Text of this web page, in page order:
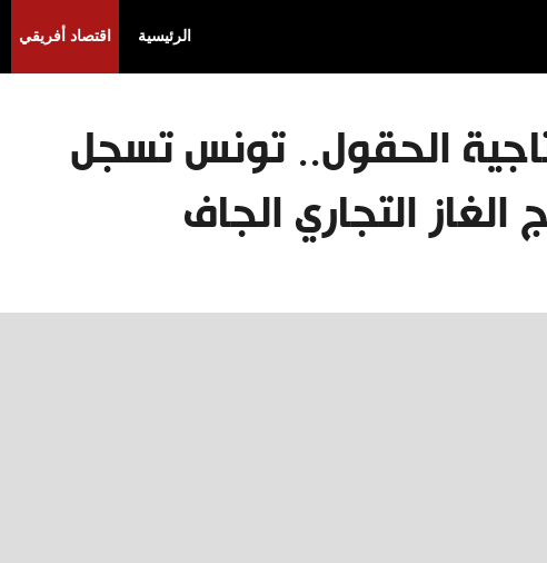
الرئيسية اقتصاد أفريقي
الحقول.. تونس تسجل
التجاري الجاف